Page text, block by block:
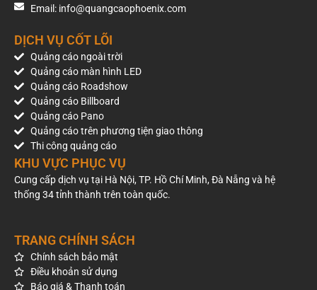
bao gồm cả việc hỗ trợ bạn trong việc xây dựng và tối ưu nội
truyền thông tốt nhất.
Làm sao để nhận được báo giá quảng cáo LCD
trong xe buýt chính xác cho doanh nghiệp tôi?
Để nhận báo giá quảng cáo LCD trong xe buýt chính xác
nhất, bạn nên liên hệ trực tiếp với Phoenix OOH. Chúng tôi sẽ
tư vấn, lắng nghe nhu cầu và đưa ra giải pháp cùng báo giá
chi tiết, phù hợp nhất với mục tiêu và ngân sách của doanh
nghiệp bạn.
Email: info@quangcaophoenix.com
DỊCH VỤ CỐT LÕI
Quảng cáo ngoài trời
Quảng cáo màn hình LED
Quảng cáo Roadshow
Quảng cáo Billboard
Quảng cáo Pano
Quảng cáo trên phương tiện giao thông
Thi công quảng cáo
KHU VỰC PHỤC VỤ
Cung cấp dịch vụ tại Hà Nội, TP. Hồ Chí Minh, Đà Nẵng và hệ
thống 34 tỉnh thành trên toàn quốc.
TRANG CHÍNH SÁCH
Chính sách bảo mật
Điều khoản sử dụng
Báo giá & Thanh toán